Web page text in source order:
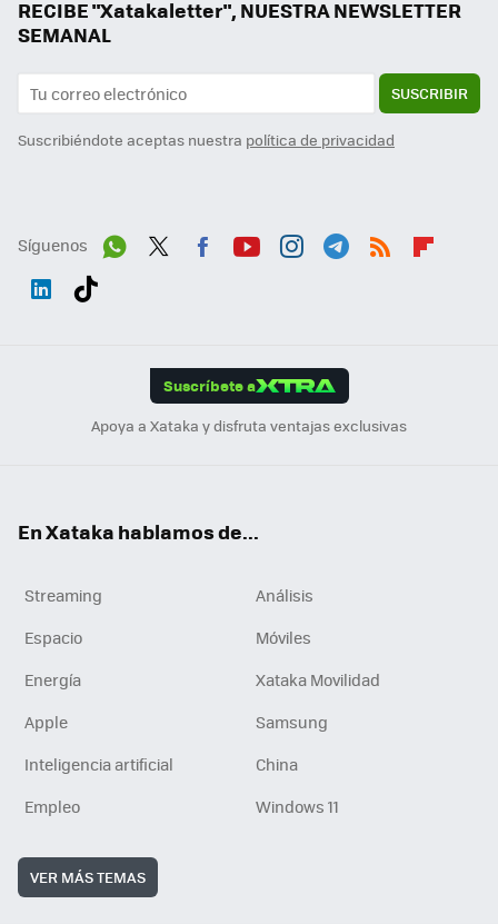
RECIBE "Xatakaletter", NUESTRA NEWSLETTER
SEMANAL
SUSCRIBIR
Suscribiéndote aceptas nuestra política de privacidad
Síguenos
Suscríbete a
Apoya a Xataka y disfruta ventajas exclusivas
En Xataka hablamos de...
Streaming
Análisis
Espacio
Móviles
Energía
Xataka Movilidad
Apple
Samsung
Inteligencia artificial
China
Empleo
Windows 11
VER MÁS TEMAS